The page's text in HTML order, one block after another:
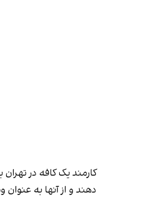
کارمند یک کافه در
دهند و از آنها به